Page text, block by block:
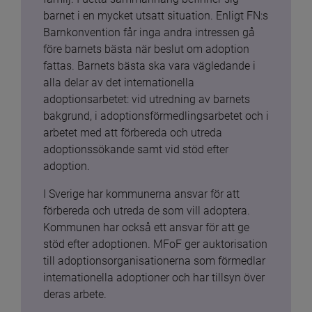
barnet i en mycket utsatt situation. Enligt FN:s
Barnkonvention får inga andra intressen gå
före barnets bästa när beslut om adoption
fattas. Barnets bästa ska vara vägledande i
alla delar av det internationella
adoptionsarbetet: vid utredning av barnets
bakgrund, i adoptionsförmedlingsarbetet och i
arbetet med att förbereda och utreda
adoptionssökande samt vid stöd efter
adoption.
I Sverige har kommunerna ansvar för att
förbereda och utreda de som vill adoptera.
Kommunen har också ett ansvar för att ge
stöd efter adoptionen. MFoF ger auktorisation
till adoptionsorganisationerna som förmedlar
internationella adoptioner och har tillsyn över
deras arbete.